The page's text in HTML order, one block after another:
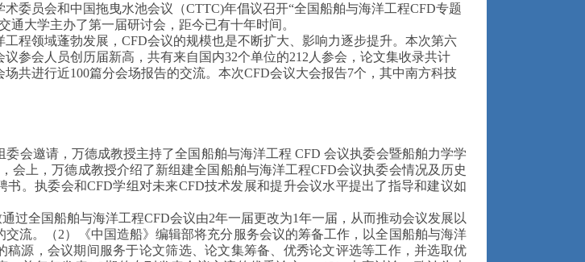
委员会和中国拖曳水池会议（CTTC)年倡议召开“全国船舶与海洋工程CFD专题
通大学主办了第一届研讨会，距今已有十年时间。
程领域蓬勃发展，CFD会议的规模也是不断扩大、影响力逐步提升。本次第六
议参会人员创历届新高，共有来自国内32个单位的212人参会，论文集收录共计
场共进行近100篇分会场报告的交流。本次CFD会议大会报告7个，其中南方科技
委会邀请，万德成教授主持了全国船舶与海洋工程 CFD 会议执委会暨船舶力学学
会上，万德成教授介绍了新组建全国船舶与海洋工程CFD会议执委会情况及历史
书。执委会和CFD学组对未来CFD技术发展和提升会议水平提出了指导和建议如
通过全国船舶与海洋工程CFD会议由2年一届更改为1年一届，从而推动会议发展以
交流。（2）《中国造船》编辑部将充分服务会议的筹备工作，以全国船舶与海洋
稿源，会议期间服务于论文筛选、论文集筹备、优秀论文评选等工作，并选取优